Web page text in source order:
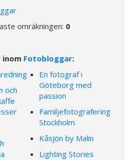
omräkningen: 0
inom Fotobloggar:
och
En fotograf i
Göteborg med
passion
Familjefotografering
Stockholm
Kåsjön by Malin
Lighting Stories